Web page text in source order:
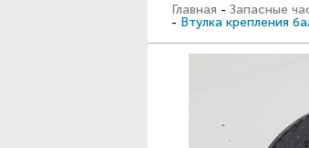
Главная - Запасные
- Втулка крепления